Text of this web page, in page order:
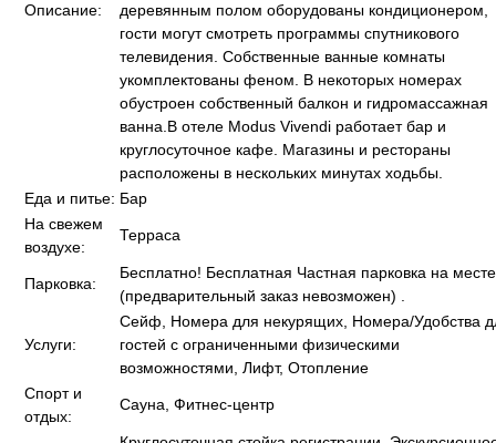
Описание:
деревянным полом оборудованы кондиционером,
гости могут смотреть программы спутникового
телевидения. Собственные ванные комнаты
укомплектованы феном. В некоторых номерах
обустроен собственный балкон и гидромассажная
ванна.В отеле Modus Vivendi работает бар и
круглосуточное кафе. Магазины и рестораны
расположены в нескольких минутах ходьбы.
Еда и питье: Бар
На свежем
воздухе:
Терраса
Парковка:
Бесплатно! Бесплатная Частная парковка на месте
(предварительный заказ невозможен) .
Услуги:
Сейф, Номера для некурящих, Номера/Удобства
гостей с ограниченными физическими
возможностями, Лифт, Отопление
Спорт и
отдых:
Сауна, Фитнес-центр